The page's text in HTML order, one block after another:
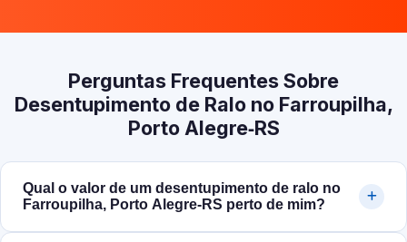
Perguntas Frequentes Sobre
Desentupimento de Ralo no Farroupilha,
Porto Alegre‑RS
Qual o valor de um desentupimento de ralo no
Farroupilha, Porto Alegre‑RS perto de mim?